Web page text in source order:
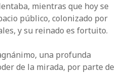
mientras que hoy se
público, colonizado por
y su reinado es fortuito.
una profunda
de la mirada, por parte de